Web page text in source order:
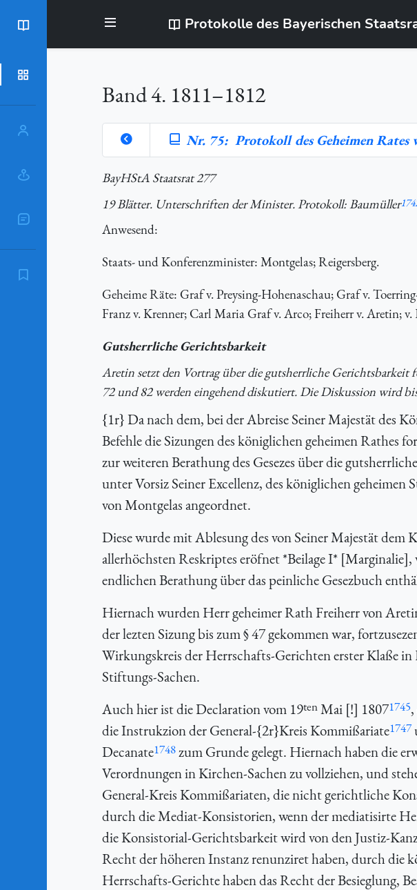
Protokolle des Bayerischen
Band 4. 1811–1812
Nr. 75: Protokoll des Geheimen Rates
BayHStA Staatsrat 277
19 Blätter. Unterschriften der Minister. Protokoll: Baumüller
Anwesend:
Staats- und Konferenzminister: Montgelas; Reigersberg.
Geheime Räte: Graf v. Preysing-Hohenaschau; Graf v.
Franz v. Krenner; Carl Maria Graf v. Arco; Freiherr v. Aretin; v.
Gutsherrliche Gerichtsbarkeit
Aretin setzt den Vortrag über die gutsherrliche Gerichtsbarkeit
72 und 82 werden eingehend diskutiert. Die Diskussion wird
{1r} Da nach dem, bei der Abreise Seiner Majestät des
Befehle die Sizungen des königlichen geheimen Rathes
zur weiteren Berathung des Gesezes über die
unter Vorsiz Seiner Excellenz, des königlichen
von Montgelas angeordnet.
Diese wurde mit Ablesung des von Seiner Majestät dem
allerhöchsten Reskriptes eröfnet *Beilage I* [Marginalie],
endlichen Berathung über das peinliche Gesezbuch
Hiernach wurden Herr geheimer Rath Freiherr von
der lezten Sizung bis zum § 47 gekommen war,
Wirkungskreis der Herrschafts-Gerichten erster Klaße
Stiftungs-Sachen.
Auch hier ist die Declaration vom 19tenMai [!] 18071745
die Instrukzion der General-{2r}Kreis Kommißariate1747
Decanate1748zum Grunde gelegt. Hiernach haben die
Verordnungen in Kirchen-Sachen zu vollziehen, und
General-Kreis Kommißariaten, die nicht gerichtliche
durch die Mediat-Konsistorien, wenn der mediatisirte
die Konsistorial-Gerichtsbarkeit wird von den Justiz-
Recht der höheren Instanz renunziret haben, durch die
Herrschafts-Gerichte haben das Recht der Besieglung,